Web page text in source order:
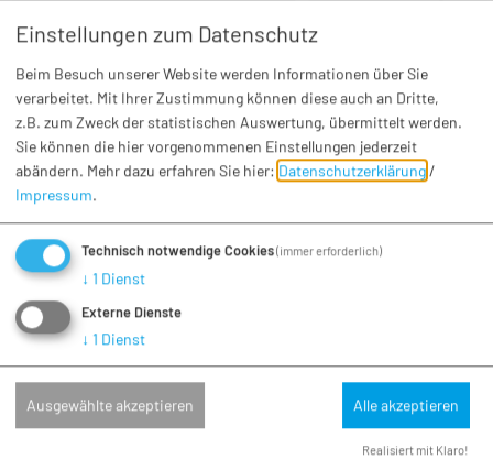
Fasching
CCBH Faschingseröffnung
Sa. 14.11.26
Einstellungen zum Datenschutz
Beim Besuch unserer Website werden Informationen über Sie
verarbeitet. Mit Ihrer Zustimmung können diese auch an Dritte,
z.B. zum Zweck der statistischen Auswertung, übermittelt werden.
Sie können die hier vorgenommenen Einstellungen jederzeit
abändern. Mehr dazu erfahren Sie hier: Datenschutzerklärung /
Impressum.
Technisch notwendige Cookies(immer erforderlich)
↓ 1 Dienst
Externe Dienste
↓ 1 Dienst
Ausgewählte akzeptieren Alle akzeptieren
Realisiert mit Klaro!